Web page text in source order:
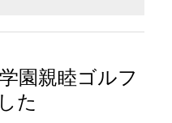
園親睦ゴルフ
た